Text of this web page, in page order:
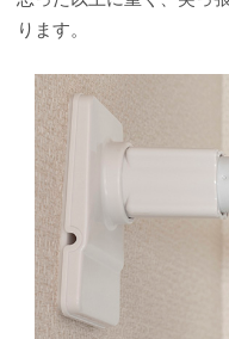
ります。